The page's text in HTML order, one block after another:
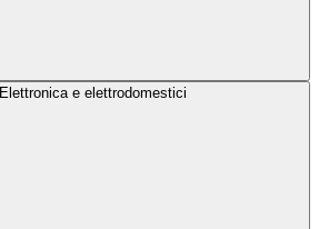
Elettronica e elettrodomestici